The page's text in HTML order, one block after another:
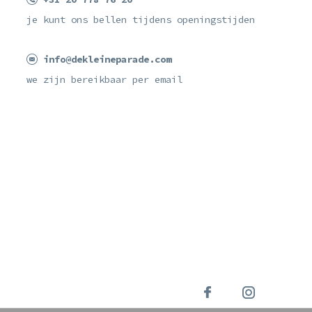
je kunt ons bellen tijdens openingstijden
info@dekleineparade.com
we zijn bereikbaar per email